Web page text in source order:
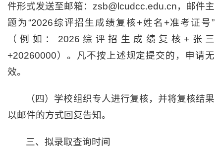
件形式发送至邮箱：zsb@lcudcc.edu.cn，邮件主
题为“2026综评招生成绩复核+姓名+准考证号”
（例如：2026综评招生成绩复核+张三
+20260000）。凡不按上述规定提交的，申请无
效。
（四）学校组织专人进行复核，并将复核结果
以邮件的方式回复告知。
三、拟录取查询时间